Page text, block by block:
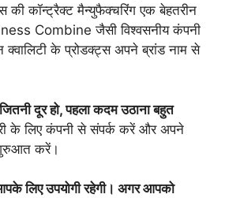
की कॉन्ट्रैक्ट मैन्युफैक्चरिंग एक बेहतरीन
Combine जैसी विश्वसनीय कंपनी
के प्रोडक्ट्स अपने ब्रांड नाम से
दूर हो, पहला कदम उठाना बहुत
के लिए कंपनी से संपर्क करें और अपने
करें।
लिए उपयोगी रहेगी। अगर आपको